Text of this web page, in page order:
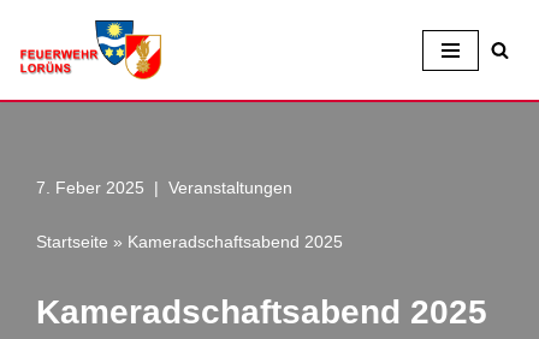
Zum
7. Feber 2025 Veranstaltungen
Startseite » Kameradschaftsabend 2025
Kameradschaftsabend 2025